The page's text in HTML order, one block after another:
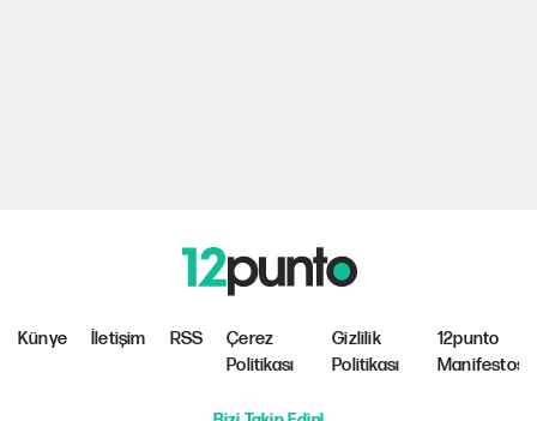
Künye İletişim RSS
Çerez
Politikası
Gizlilik
Politikası
12punto
Manifestosu